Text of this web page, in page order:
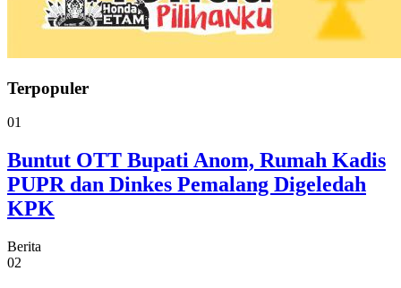
Terpopuler
01
Buntut OTT Bupati Anom, Rumah Kadis
PUPR dan Dinkes Pemalang Digeledah
KPK
Berita
02